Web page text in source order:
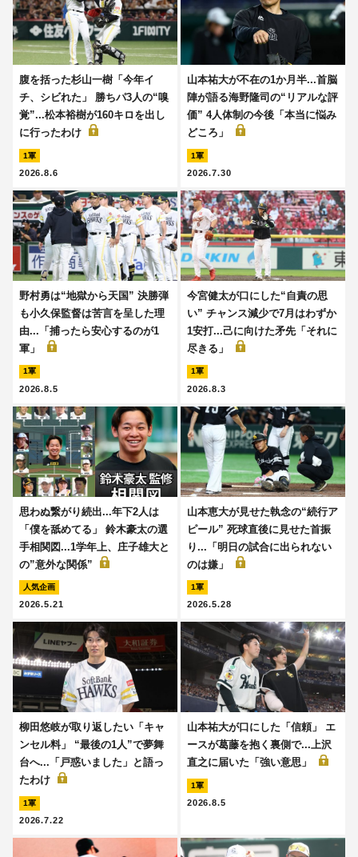
腹を括った杉山一樹「今年イ
チ、シビれた」 勝ちパ3人の“嗅
覚”...松本裕樹が160キロを出し
に行ったわけ
1軍
2026.8.6
山本祐大が不在の1か月半...首脳
陣が語る海野隆司の“リアルな評
価” 4人体制の今後「本当に悩み
どころ」
1軍
2026.7.30
野村勇は“地獄から天国” 決勝弾
も小久保監督は苦言を呈した理
由...「捕ったら安心するのが1
軍」
1軍
2026.8.5
今宮健太が口にした“自責の思
い” チャンス減少で7月はわずか
1安打...己に向けた矛先「それに
尽きる」
1軍
2026.8.3
思わぬ繋がり続出...年下2人は
「僕を舐めてる」 鈴木豪太の選
手相関図...1学年上、庄子雄大と
の”意外な関係”
人気企画
2026.5.21
山本恵大が見せた執念の“続行ア
ピール” 死球直後に見せた首振
り...「明日の試合に出られない
のは嫌」
1軍
2026.5.28
柳田悠岐が取り返したい「キャ
ンセル料」 “最後の1人”で夢舞
台へ...「戸惑いました」と語っ
たわけ
1軍
2026.7.22
山本祐大が口にした「信頼」 エ
ースが葛藤を抱く裏側で...上沢
直之に届いた「強い意思」
1軍
2026.8.5